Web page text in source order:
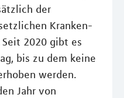
der
Kranken-
2020 gibt es
bis zu dem keine
werden.
Jahr von